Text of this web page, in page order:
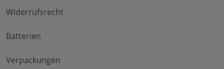
Widerrufsrecht
Batterien
Verpackungen